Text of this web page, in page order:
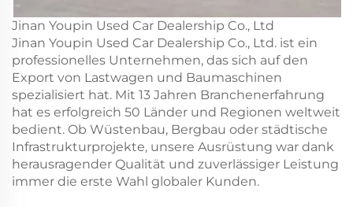
Jinan Youpin Used Car Dealership Co., Ltd
Jinan Youpin Used Car Dealership Co., Ltd. ist ein
professionelles Unternehmen, das sich auf den
Export von Lastwagen und Baumaschinen
spezialisiert hat. Mit 13 Jahren Branchenerfahrung
hat es erfolgreich 50 Länder und Regionen weltweit
bedient. Ob Wüstenbau, Bergbau oder städtische
Infrastrukturprojekte, unsere Ausrüstung war dank
herausragender Qualität und zuverlässiger Leistung
immer die erste Wahl globaler Kunden.